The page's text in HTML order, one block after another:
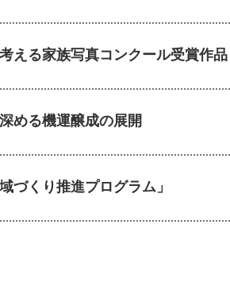
える家族写真コンクール受賞作品
める機運醸成の展開
づくり推進プログラム」